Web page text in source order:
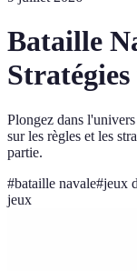
Bataille
Plongez dans
sur les règles et les
partie.
#bataille navale#jeux
jeux